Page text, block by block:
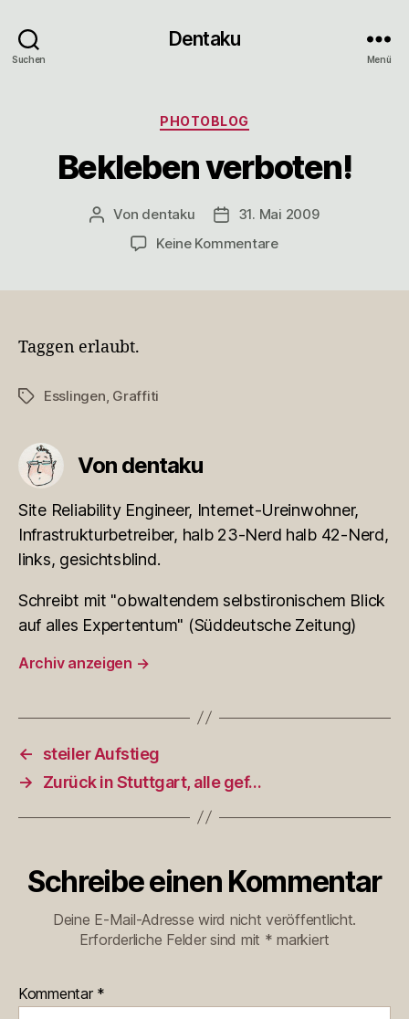
Suchen
Dentaku
Menü
Kategorien
PHOTOBLOG
Bekleben verboten!
Beitragsautor
Von dentaku Veröffentlichungsdatum
31. Mai 2009
Keine Kommentarezu
Taggen erlaubt.
Schlagwörter
Esslingen Graffiti
Von dentaku
Site Reliability Engineer, Internet-Ureinwohner,
Infrastrukturbetreiber, halb 23-Nerd halb 42-Nerd,
links, gesichtsblind.
Schreibt mit "obwaltendem selbstironischem Blick
auf alles Expertentum" (Süddeutsche Zeitung)
Archiv anzeigen →
←
steiler Aufstieg
→
Zurück in Stuttgart, alle gef…
Schreibe einen Kommentar
Deine E-Mail-Adresse wird nicht veröffentlicht.
Erforderliche Felder sind mit * markiert
Kommentar *